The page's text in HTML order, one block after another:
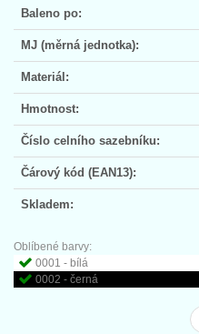
Baleno po:
MJ (měrná jednotka):
Materiál:
Hmotnost:
Číslo celního sazebníku:
Čárový kód (EAN13):
Skladem:
Oblíbené barvy:
0001 - bílá
0002 - černá